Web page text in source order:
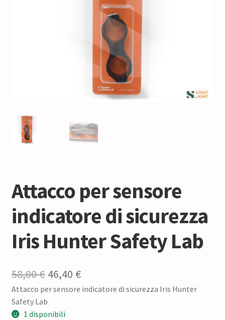
Attacco per sensore
indicatore di sicurezza
Iris Hunter Safety Lab
58,00€ Il
prezzo
originale
46,40 €Il
prezzo
Attacco per sensore indicatore di sicurezza Iris Hunter
Safety Lab
1 disponibili